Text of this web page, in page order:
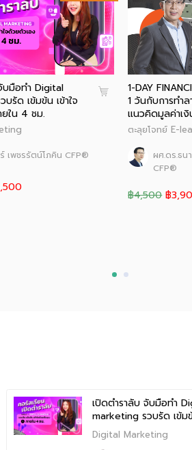
บมือทำ Digital
รัด เข้มข้น เข้าใจ
ใน 4 ชม.
เพชรรัตน์โภคิน CFP®
1-DAY
1 วันกับการทำ
แนวคิดมูลค่าเงิ
ตะลุยโจทย์ E-
ผศ.ดร.ธ
CFP®
฿4,500 ฿
เปิดตำราลับ จับมือทำ
marketing รวบรัด เข้ม
Digital Marketing